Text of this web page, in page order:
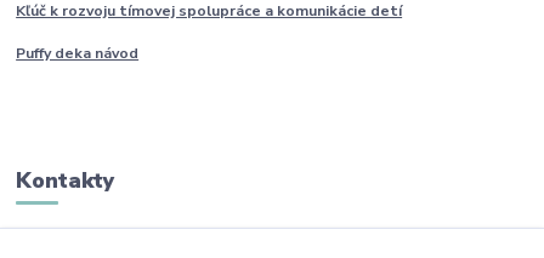
Kľúč k rozvoju tímovej spolupráce a komunikácie detí
Puffy deka návod
Kontakty